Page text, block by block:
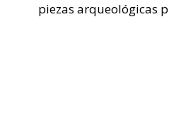
piezas arqueológicas